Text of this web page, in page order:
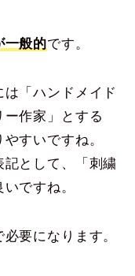
一般的です。
「ハンドメイド
作家」とする
すいですね。
記として、「刺繍
ですね。
要になります。